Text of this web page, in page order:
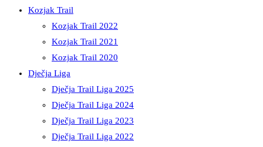
Kozjak Trail
Kozjak Trail 2022
Kozjak Trail 2021
Kozjak Trail 2020
Dječja Liga
Dječja Trail Liga 2025
Dječja Trail Liga 2024
Dječja Trail Liga 2023
Dječja Trail Liga 2022